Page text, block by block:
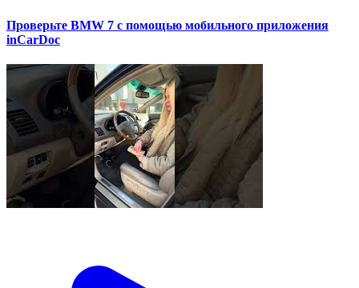
Проверьте BMW 7 с помощью мобильного приложения
inCarDoc